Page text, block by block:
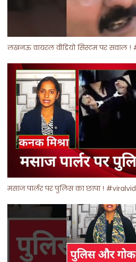
लखनऊ वायरल वीडियो सिस्टम पर सवाल